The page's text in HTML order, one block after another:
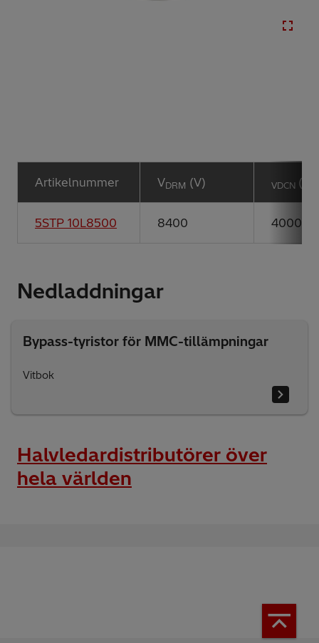
Artikelnummer VDRM (V) VDCN (V)
5STP 10L8500 8400 4000
Nedladdningar
Bypass-tyristor för MMC-tillämpningar
Vitbok
Halvledardistributörer över
hela världen